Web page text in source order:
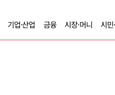
기업·산업 금융 시장·머니 시민